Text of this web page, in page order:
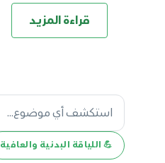
قراءة المزيد
💪️ اللياقة البدنية والعافية